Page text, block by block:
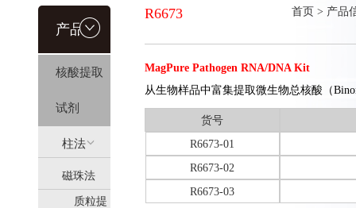
产品信
息
核酸提取
试剂
柱法
(HiPure)
磁珠法
质粒提
R6673 首页 > 产品
MagPure Pathogen RNA/DNA Kit
从生物样品中富集提取微生物总核酸（
货号
R6673-01
R6673-02
R6673-03